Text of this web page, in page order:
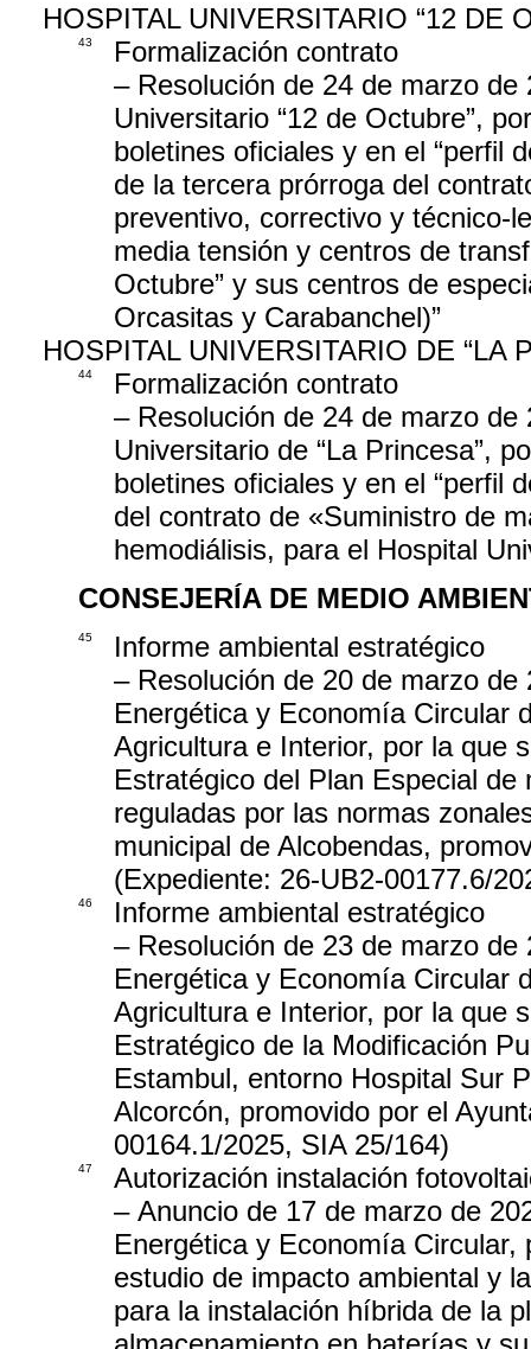
HOSPITAL UNIVERSITARIO “12 DE
43
Formalización contrato
– Resolución de 24 de marzo
Universitario “12 de Octubre”,
boletines oficiales y en el “perfil
de la tercera prórroga del
preventivo, correctivo y técnico-
media tensión y centros de
Octubre” y sus centros de
Orcasitas y Carabanchel)”
HOSPITAL UNIVERSITARIO DE “LA
44
Formalización contrato
– Resolución de 24 de marzo
Universitario de “La Princesa”,
boletines oficiales y en el “perfil
del contrato de «Suministro de
hemodiálisis, para el Hospital
CONSEJERÍA DE MEDIO
45
Informe ambiental estratégico
– Resolución de 20 de marzo
Energética y Economía Circular
Agricultura e Interior, por la que
Estratégico del Plan Especial
reguladas por las normas
municipal de Alcobendas,
(Expediente: 26-UB2-00177.6/
46
Informe ambiental estratégico
– Resolución de 23 de marzo
Energética y Economía Circular
Agricultura e Interior, por la que
Estratégico de la Modificación
Estambul, entorno Hospital Sur
Alcorcón, promovido por el
00164.1/2025, SIA 25/164)
47
Autorización instalación
– Anuncio de 17 de marzo de
Energética y Economía
estudio de impacto ambiental y
para la instalación híbrida de la